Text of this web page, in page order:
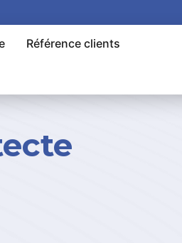
Référence clients